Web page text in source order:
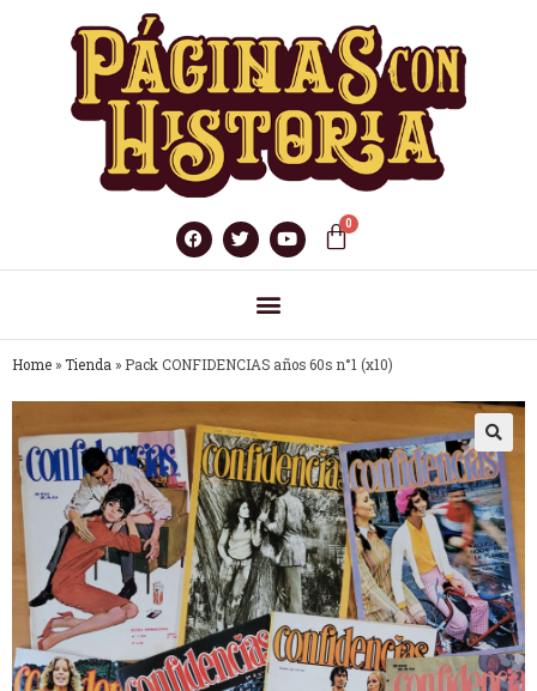
Home » Tienda » Pack CONFIDENCIAS años 60s n°1 (x10)
🔍